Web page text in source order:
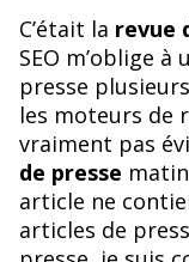
C’était la revue
SEO m’oblige
presse
les moteurs de
vraiment pas
de presse
article ne
articles de